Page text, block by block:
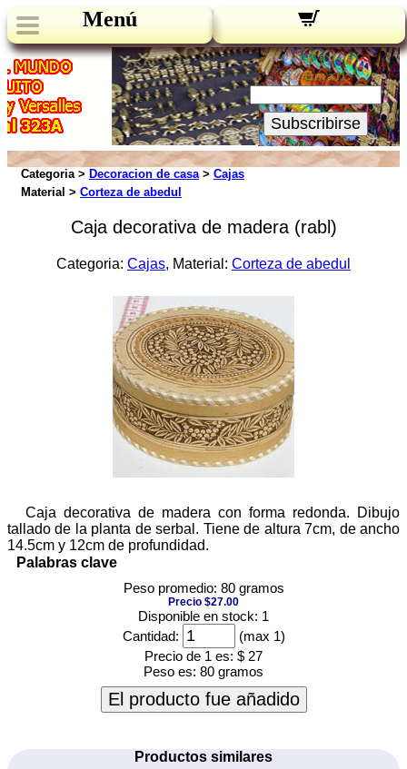
Menú
Novedades:
Su Email:
Subscribirse
Categoria > Decoracion de casa> Cajas
Material > Corteza de abedul
Caja decorativa de madera (rabl)
Categoria: Cajas, Material: Corteza de abedul
Caja decorativa de madera con forma redonda. Dibujo
tallado de la planta de serbal. Tiene de altura 7cm, de ancho
14.5cm y 12cm de profundidad.
Palabras clave
Peso promedio: 80 gramos
Precio $27.00
Disponible en stock: 1
Cantidad:
(max 1)
Precio de 1 es: $ 27
Peso es: 80 gramos
El producto fue añadido
Productos similares